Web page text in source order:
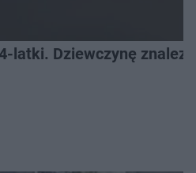
latki. Dziewczynę